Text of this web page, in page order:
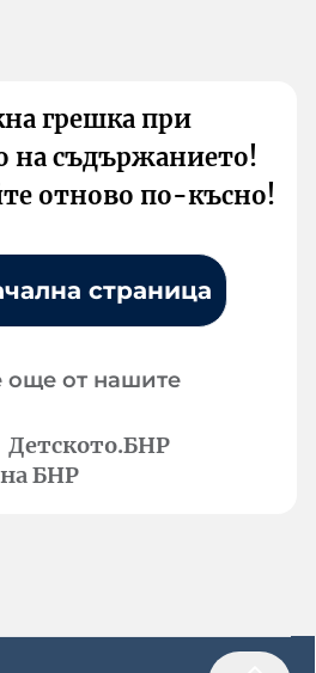
грешка при
на съдържанието!
отново по-късно!
страница
още от нашите
Детското.БНР
БНР